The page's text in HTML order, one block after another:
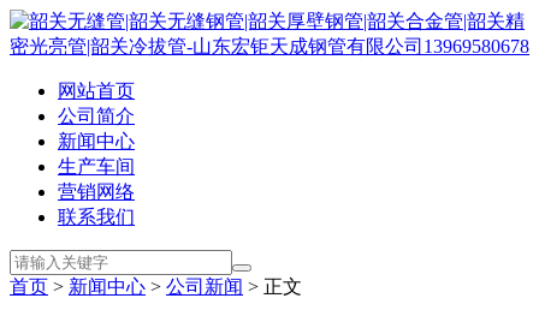
网站首页
公司简介
新闻中心
生产车间
营销网络
联系我们
首页 > 新闻中心 > 公司新闻 > 正文